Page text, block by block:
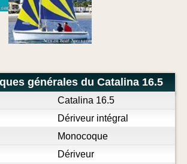
générales du Catalina 16.5
Catalina 16.5
Dériveur intégral
Monocoque
Dériveur